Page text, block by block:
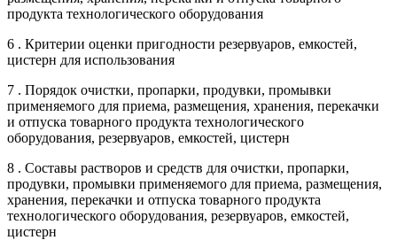
продукта технологического оборудования
6 . Критерии оценки пригодности резервуаров, емкостей,
цистерн для использования
7 . Порядок очистки, пропарки, продувки, промывки
применяемого для приема, размещения, хранения, перекачки
и отпуска товарного продукта технологического
оборудования, резервуаров, емкостей, цистерн
8 . Составы растворов и средств для очистки, пропарки,
продувки, промывки применяемого для приема, размещения,
хранения, перекачки и отпуска товарного продукта
технологического оборудования, резервуаров, емкостей,
цистерн